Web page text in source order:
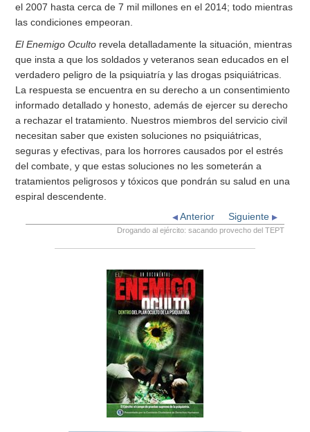
el 2007 hasta cerca de 7 mil millones en el 2014; todo mientras
las condiciones empeoran.
El Enemigo Oculto revela detalladamente la situación, mientras
que insta a que los soldados y veteranos sean educados en el
verdadero peligro de la psiquiatría y las drogas psiquiátricas.
La respuesta se encuentra en su derecho a un consentimiento
informado detallado y honesto, además de ejercer su derecho
a rechazar el tratamiento. Nuestros miembros del servicio civil
necesitan saber que existen soluciones no psiquiátricas,
seguras y efectivas, para los horrores causados por el estrés
del combate, y que estas soluciones no les someterán a
tratamientos peligrosos y tóxicos que pondrán su salud en una
espiral descendente.
Siguiente
Anterior
Drogando al ejército: sacando provecho del TEPT